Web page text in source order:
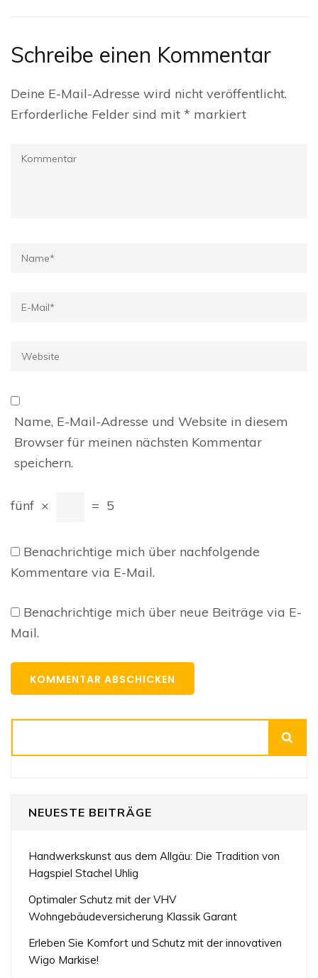
Schreibe einen Kommentar
Deine E-Mail-Adresse wird nicht veröffentlicht.
Erforderliche Felder sind mit * markiert
Kommentar
Name*
E-
Website
Name, E-Mail-Adresse und Website in diesem
Browser für meinen nächsten Kommentar
speichern.
fünf × = 5
Benachrichtige mich über nachfolgende
Kommentare via E-Mail.
Benachrichtige mich über neue Beiträge via E-
Mail.
NEUESTE BEITRÄGE
Handwerkskunst aus dem Allgäu: Die Tradition von
Hagspiel Stachel Uhlig
Optimaler Schutz mit der VHV
Wohngebäudeversicherung Klassik Garant
Erleben Sie Komfort und Schutz mit der innovativen
Wigo Markise!